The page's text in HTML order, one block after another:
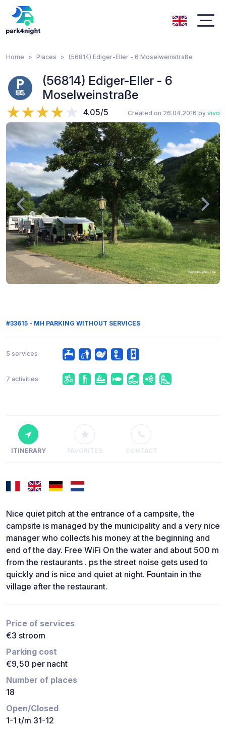
Home Places (56814) Ediger-Eller - 6 Moselweinstraße
(56814) Ediger-Eller - 6
Moselweinstraße
4.05/5 Created on 26.04.2016 by vivo
#33615 - MH PARKING WITHOUT SERVICES
5 services
7 activities
ITINERARY FAVORITES CONTACT
Nice quiet pitch at the entrance of a campsite, the
campsite is managed by the municipality and a very nice
manager who collects his money at the beginning and
end of the day. Free WiFi On the water and about 500 m
from the restaurants . ps the street noise gets used to
quickly and is nice and quiet at night. Fountain in the
village after the restaurant.
Price of services
€3 stroom
Parking cost
€9,50 per nacht
Number of places
18
Open/Closed
1-1 t/m 31-12